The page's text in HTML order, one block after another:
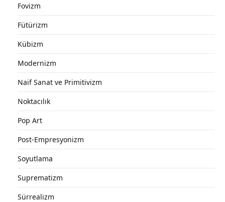
Fovizm
Fütürizm
Kübizm
Modernizm
Naif Sanat ve Primitivizm
Noktacılık
Pop Art
Post-Empresyonizm
Soyutlama
Suprematizm
Sürrealizm